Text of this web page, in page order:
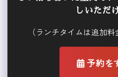
しいただ
（ランチタイムは追加
予約を